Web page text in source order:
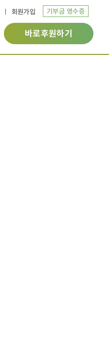
회원가입 기부금 영수증
바로후원하기